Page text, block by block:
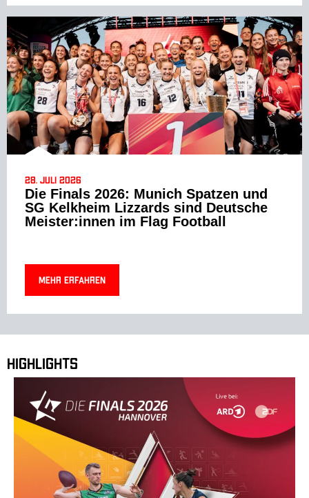
28. Juli 2026
Die Finals 2026: Munich Spatzen und
SG Kelkheim Lizzards sind Deutsche
Meister:innen im Flag Football
Mehr erfahren
Highlights